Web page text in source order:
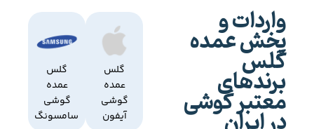
واردات و
پخش عمده
گلس
برندهای
معتبر گوشی
گلس
عمده
گوشی
آیفون
گلس
عمده
گوشی
سامسونگ